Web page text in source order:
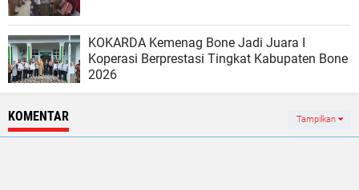
KOKARDA Kemenag Bone Jadi Juara I
Koperasi Berprestasi Tingkat Kabupaten Bone
2026
KOMENTAR Tampilkan